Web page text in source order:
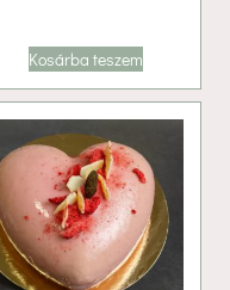
Kosárba teszem